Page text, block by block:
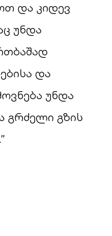
და კიდევ
უნდა
და
უნდა
გრძელი გზის